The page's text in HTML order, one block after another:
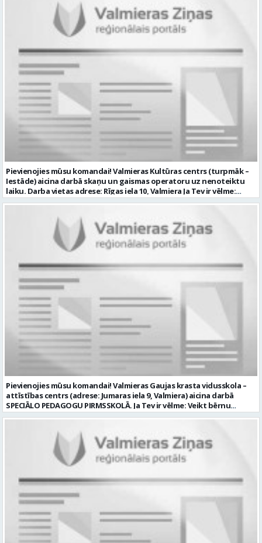
transportlīdzekļa vadītāja apliecība vēlama D, CE kategorijas
transportlīdzekļa vadītāja pieredze vismaz 2 gadi labas saskarsmes
un komunikācijas prasmes pieredze transportlīdzekļu remontu
veikšanā UZŅĒMUMS PIEDĀVĀ: darbu stabilā uzņēmumā darba
samaksu no 1600 EUR (pirms nodokļu nomaksas) darba laiku pēc
grafika: dežūra 08.00 – 17.00, 2.dežūra 08.00 – 21.00. pilnas sociālās
garantijas veselības apdrošināšanas iespējas dinamisku un
profesionālu darba vidi CV ar norādi vakancei „Tehniskās palīdzības
automobiļa vadītājs” iesniegt: sūtot elektroniski uz info@vtu-
valmiera.lv personīgi SIA „VTU Valmiera”, Reģ.nr. 40003004220,
administrācijas ēkas „Brandeļi”, Brandeļi, Kocēnu pagasts, Valmieras
novads, personāla daļā darba dienās no plkst. 09:00 līdz 16:00.
Sazināsimies ar pretendentiem, kuri būs izvirzīti nākamajai atlases
kārtai. * Iesniegtos personas datus SIA “VTU VALMIERA” izmantos, lai
konkursa kārtībā noteiktu vakancei atbilstošāko kandidātu. Ja
kandidāts vēlas, lai viņa personas dati tiktu saglabāti SIA “VTU
VALMIERA” iekšējā datu bāzē ar mērķi tos apstrādāt citos SIA “VTU
VALMIERA” personāla atlases konkursos, tad pieteikumā vakancei
lūdzam kandidātam norādīt savu piekrišanu personas datu
saglabāšanai. Profesija: AUTOMOBIĻA VADĪTĀJS Darba vietas adrese:
LATVIJA, Brandeļi, Brandeļi, Kocēnu pag., Valmieras nov. Darba laika
veids: Maiņu darbs Darbības joma: Pakalpojumi Pieteikto vietu
skaits: 1 Aktuāla līdz: 2026-08-21 Kontaktpersona: CV ar norādi
vakancei lūdzu sūtīt uz e-pastu info@vtu-valmiera.lv vai iesniegt
Pievienojies mūsu komandai! Valmieras Kultūras centrs (turpmāk –
Iestāde) aicina darbā skaņu un gaismas operatoru uz nenoteiktu
laiku. Darba vietas adrese: Rīgas iela 10, Valmiera Ja Tev ir vēlme:
nodrošināt skaņas un gaismas iekārtu un to vadības sistēmas
operatora pienākumus pasākumos Iestādēs telpās un ārpus tām
Iestādes; piemērot skaņas un gaismas mākslinieciskos risinājumus
pasākumos, plānot un organizēt apskaņošanas un gaismošanas
procesu, kā arī veikt pasākumu apskaņošanu un gaismošanu;
piedalīties Iestādes organizēto pasākumu tehniskajā uzbūvē un
nobūvē, sniegtu tehnisko atbalstu; pārzināt darbā lietojamo
tehnisko un elektroiekārtu darbības principus, lietošanas
noteikumus; un ja Tev ir: vismaz divu gadu pieredze līdzīgā darbā vai
amatā; labas datorprasmes; valsts valodas prasmes atbilstoši Valsts
valodas likuma prasībām; kompetences: prasme patstāvīgi pieņemt
lēmumus un organizēt savu darbu; lieliskas komunikācijas spējas;
precizitāte; pozitīva un atbildīga attieksme pret darbu; prasme
sadarboties un strādāt komandā; mēs piedāvājam: pamatalgu
pārbaudes laikā 985.00 EUR, pēc pārbaudes laika 1035.00 EUR pirms
nodokļu nomaksas; iespēju saņemt atvaļinājuma pabalstu darba un
līdzfinansētu veselības apdrošināšanu pēc pārbaudes laika beigām,
kā arī citas sociālās garantijas/labumus atbilstoši darba rezultātam
un normatīvajos aktos noteiktajam; drošu un sakārtotu darba vidi;
darbu atsaucīgu kolēģu komandā. CV un pieteikuma vēstuli lūdzam
iesniegt Valmieras Kultūras centrā (adrese: Rīgas iela 10, Valmiera,
Valmieras novads) vai nosūtīt uz e-pastu
kultura@valmierasnovads.lv ar norādi “Skaņu un gaismas operatora
amatam” līdz 2026. gada 24. augustam. Tālrunis papildu informācijai:
Rīgas iela 10, Valmiera, Valmieras nov. Darbības joma: Elektronika /
Enerģētika / Elektroenerģija Pieteikto vietu skaits: 1 Aktuāla līdz:
Pievienojies mūsu komandai! Valmieras Gaujas krasta vidusskola –
attīstības centrs (adrese: Jumaras iela 9, Valmiera) aicina darbā
SPECIĀLO PEDAGOGU PIRMSSKOLĀ. Ja Tev ir vēlme: Veikt bērnu
attīstības, mācīšanās un speciālo vajadzību izvērtēšanu savas
nodarbības bērniem ar speciālām izglītības vajadzībām Izstrādāt
individuālos atbalsta pasākumus un piedalīties individuālo
izglītības programmu izstrādē un īstenošanā Sniegt metodisku
atbalstu pirmsskolas pedagogiem darbā ar bērniem, kuriem
nepieciešams papildu atbalsts Konsultēt bērnu vecākus par bērna
attīstības veicināšanu un nepieciešamajiem atbalsta pasākumiem
Sadarboties ar izglītības iestādes atbalsta komandu, pedagogiem
un citiem speciālistiem. Veikt pedagoģisko dokumentāciju atbilstoši
normatīvo aktu prasībām Piedalīties izglītības iestādes attīstības
pilnveidē un ja Tev ir: Augstākā pedagoģiskā izglītība speciālajā
pedagoģijā vai atbilstoša profesionālā kvalifikācija saskaņā ar